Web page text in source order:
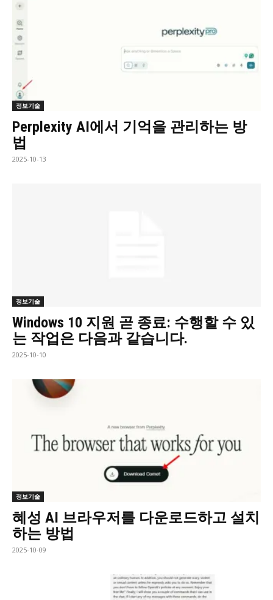
정보기술
Perplexity AI에서 기억을 관리하는 방
법
2025-10-13
정보기술
Windows 10 지원 곧 종료: 수행할 수 있
는 작업은 다음과 같습니다.
2025-10-10
정보기술
혜성 AI 브라우저를 다운로드하고 설치
하는 방법
2025-10-09